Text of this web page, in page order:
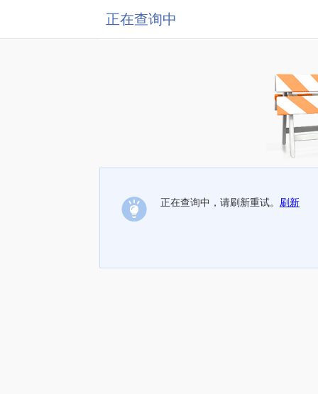
正在查询中
正在查询中，请刷新重试。 刷新